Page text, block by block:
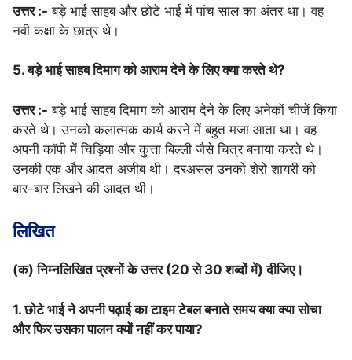
उत्तर :- बड़े भाई साहब और छोटे भाई में पांच साल का अंतर था। वह
नवी कक्षा के छात्र थे।
5. बड़े भाई साहब दिमाग को आराम देने के लिए क्या करते थे?
उत्तर :- बड़े भाई साहब दिमाग को आराम देने के लिए अनेकों चीजें किया
करते थे। उनको कलात्मक कार्य करने में बहुत मजा आता था। वह
अपनी काॅपी में चिड़िया और कुत्ता बिल्ली जैसे चित्र बनाया करते थे।
उनकी एक और आदत अजीब थी। दरअसल उनको शेरो शायरी को
बार-बार लिखने की आदत थी।
लिखित
(क) निम्नलिखित प्रश्नों के उत्तर (20 से 30 शब्दों में) दीजिए।
1. छोटे भाई ने अपनी पढ़ाई का टाइम टेबल बनाते समय क्या क्या सोचा
और फिर उसका पालन क्यों नहीं कर पाया?